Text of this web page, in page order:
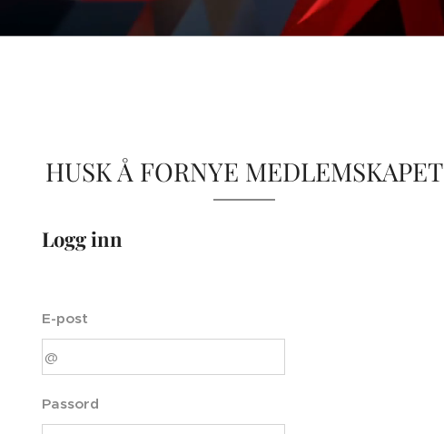
HUSK Å FORNYE MEDLEMSKAPET
Logg inn
E-post
Passord